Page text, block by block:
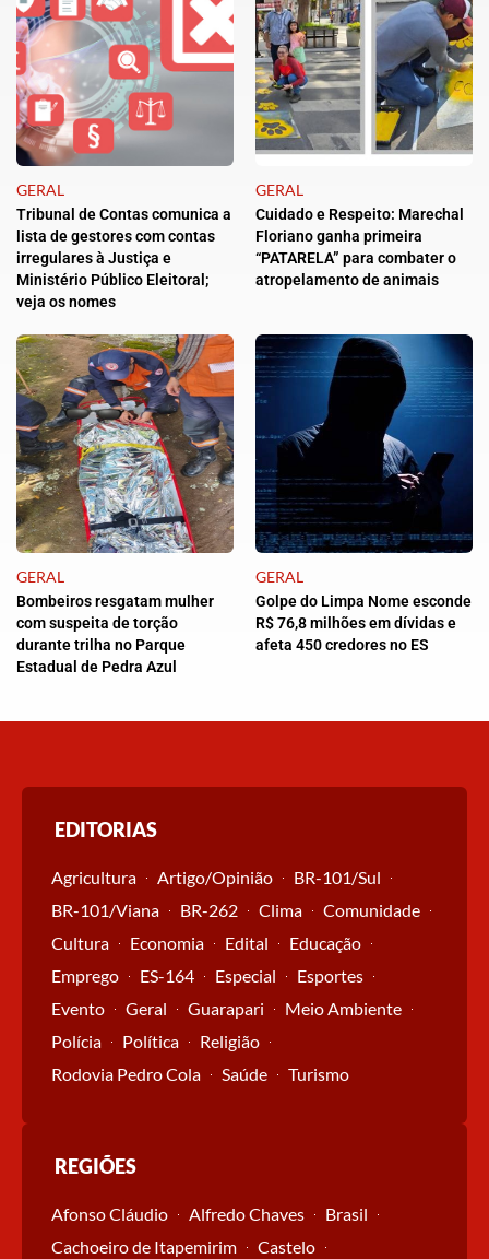
GERAL
Tribunal de Contas comunica a
lista de gestores com contas
irregulares à Justiça e
Ministério Público Eleitoral;
veja os nomes
GERAL
Cuidado e Respeito: Marechal
Floriano ganha primeira
“PATARELA” para combater o
atropelamento de animais
GERAL
Bombeiros resgatam mulher
com suspeita de torção
durante trilha no Parque
Estadual de Pedra Azul
GERAL
Golpe do Limpa Nome esconde
R$ 76,8 milhões em dívidas e
afeta 450 credores no ES
EDITORIAS
Agricultura Artigo/Opinião
BR-101/Sul
BR-101/Viana
BR-262 Clima
Comunidade
Cultura
Economia Edital
Educação
Emprego
ES-164 Especial
Esportes
Evento
Geral Guarapari
Meio Ambiente
Polícia
Política
Religião
Rodovia Pedro Cola
Saúde Turismo
REGIÕES
Afonso Cláudio Alfredo Chaves
Brasil
Cachoeiro de Itapemirim
Castelo